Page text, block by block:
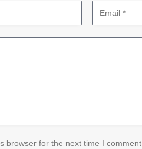
browser for the next time I comment.